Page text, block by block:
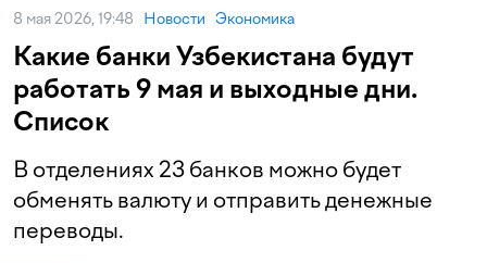
8 мая 2026, 19:48 Новости Экономика
Какие банки Узбекистана будут
работать 9 мая и выходные дни.
Список
В отделениях 23 банков можно будет
обменять валюту и отправить денежные
переводы.